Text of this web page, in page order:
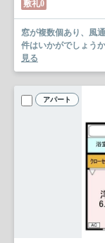
敷礼0
窓が複数個あり、風
件はいかがでしょう
見る
アパート